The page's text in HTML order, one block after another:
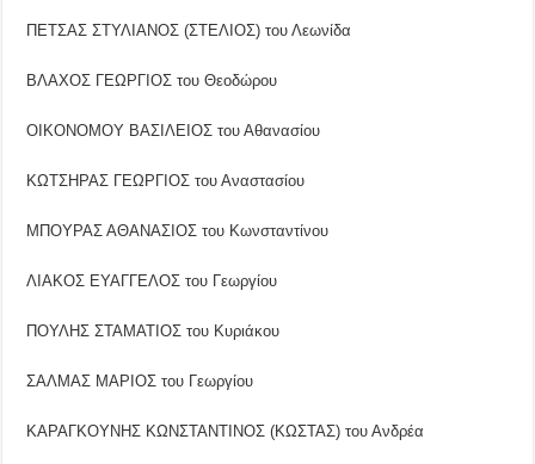
ΠΕΤΣΑΣ ΣΤΥΛΙΑΝΟΣ (ΣΤΕΛΙΟΣ) του Λεωνίδα
ΒΛΑΧΟΣ ΓΕΩΡΓΙΟΣ του Θεοδώρου
ΟΙΚΟΝΟΜΟΥ ΒΑΣΙΛΕΙΟΣ του Αθανασίου
ΚΩΤΣΗΡΑΣ ΓΕΩΡΓΙΟΣ του Αναστασίου
ΜΠΟΥΡΑΣ ΑΘΑΝΑΣΙΟΣ του Κωνσταντίνου
ΛΙΑΚΟΣ ΕΥΑΓΓΕΛΟΣ του Γεωργίου
ΠΟΥΛΗΣ ΣΤΑΜΑΤΙΟΣ του Κυριάκου
ΣΑΛΜΑΣ ΜΑΡΙΟΣ του Γεωργίου
ΚΑΡΑΓΚΟΥΝΗΣ ΚΩΝΣΤΑΝΤΙΝΟΣ (ΚΩΣΤΑΣ) του Ανδρέα